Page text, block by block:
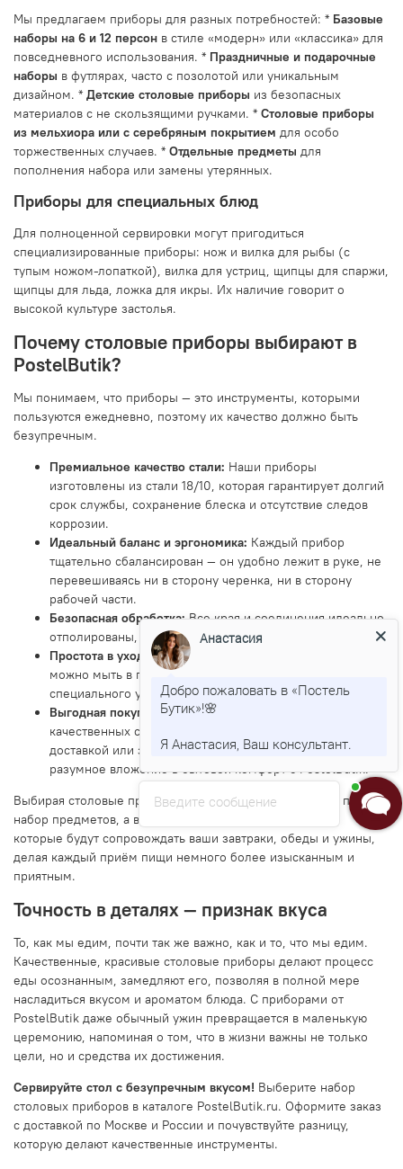
Мы предлагаем приборы для разных потребностей: * Базовые
наборы на 6 и 12 персон в стиле «модерн» или «классика» для
повседневного использования. * Праздничные и подарочные
наборы в футлярах, часто с позолотой или уникальным
дизайном. * Детские столовые приборы из безопасных
материалов с не скользящими ручками. * Столовые приборы
из мельхиора или с серебряным покрытием для особо
торжественных случаев. * Отдельные предметы для
пополнения набора или замены утерянных.
Приборы для специальных блюд
Для полноценной сервировки могут пригодиться
специализированные приборы: нож и вилка для рыбы (с
тупым ножом-лопаткой), вилка для устриц, щипцы для спаржи,
щипцы для льда, ложка для икры. Их наличие говорит о
высокой культуре застолья.
Почему столовые приборы выбирают в
PostelButik?
Мы понимаем, что приборы — это инструменты, которыми
пользуются ежедневно, поэтому их качество должно быть
безупречным.
Премиальное качество стали: Наши приборы
изготовлены из стали 18/10, которая гарантирует долгий
срок службы, сохранение блеска и отсутствие следов
коррозии.
Идеальный баланс и эргономика: Каждый прибор
тщательно сбалансирован — он удобно лежит в руке, не
перевешиваясь ни в сторону черенка, ни в сторону
рабочей части.
Безопасная обработка:Все края и соединения идеально
отполированы, нет острых заусенцев или неровностей.
Простота в уходе:Приборы из нержавеющей стали
можно мыть в посудомоечной машине, они не требуют
специального ухода, кроме обычного мытья.
Выгодная покупка и надёжность:
качественных столовых приборов в Москве с быстрой
доставкой или заказать его с отправкой по России —
разумное вложение в бытовой комфорт с PostelButik.
Выбирая столовые приборы у нас, вы приобретаете не просто
набор предметов, а верных спутников на многие годы,
которые будут сопровождать ваши завтраки, обеды и ужины,
делая каждый приём пищи немного более изысканным и
приятным.
Точность в деталях — признак вкуса
То, как мы едим, почти так же важно, как и то, что мы едим.
Качественные, красивые столовые приборы делают процесс
еды осознанным, замедляют его, позволяя в полной мере
насладиться вкусом и ароматом блюда. С приборами от
PostelButik даже обычный ужин превращается в маленькую
церемонию, напоминая о том, что в жизни важны не только
цели, но и средства их достижения.
Сервируйте стол с безупречным вкусом! Выберите набор
столовых приборов в каталоге PostelButik.ru. Оформите заказ
с доставкой по Москве и России и почувствуйте разницу,
которую делают качественные инструменты.
Введите сообщение
Анастасия
Добро пожаловать в «Постель
Бутик»!🌸
Я Анастасия, Ваш консультант.